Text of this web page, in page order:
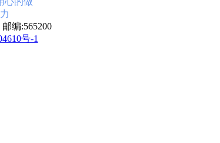
编:565200
号-1